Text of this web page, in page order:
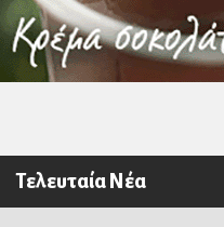
Τελευταία Νέα